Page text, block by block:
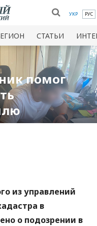
УКР РУС
СТАТЬИ
помог
из управлений
в
о подозрении в